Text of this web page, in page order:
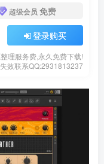
超级会员 免费
登录购买
理服务费,永久免费下载!
效联系QQ:2931813237